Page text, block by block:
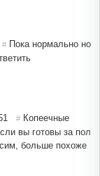
# Пока нормально но
# Копеечные
вы готовы за пол
больше похоже